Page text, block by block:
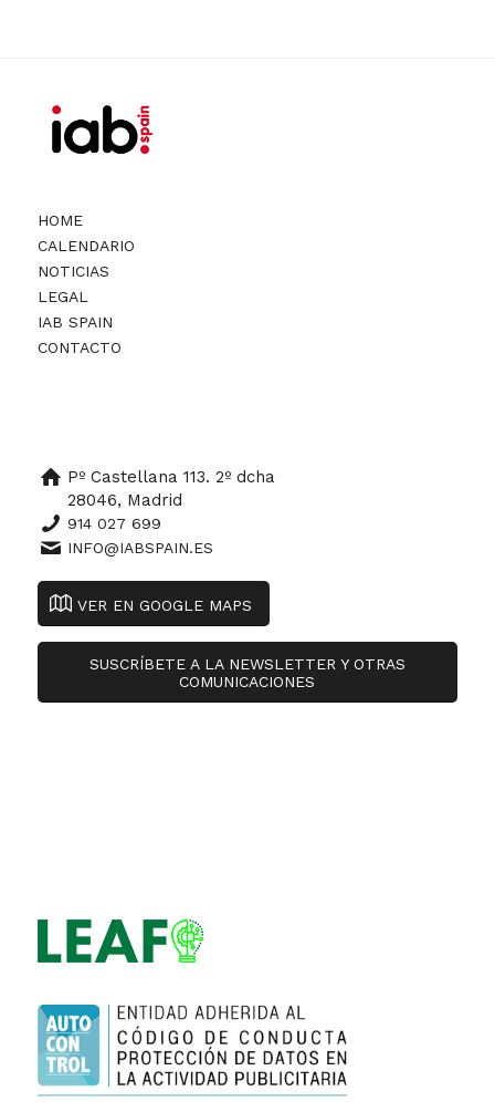
HOME
CALENDARIO
NOTICIAS
LEGAL
IAB SPAIN
CONTACTO
Pº Castellana 113. 2º dcha
28046, Madrid
914 027 699
INFO@IABSPAIN.ES
VER EN GOOGLE MAPS
SUSCRÍBETE A LA NEWSLETTER Y OTRAS
COMUNICACIONES